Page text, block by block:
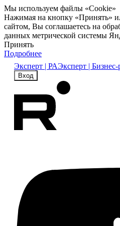
Мы используем файлы «Cookie»
Нажимая на кнопку «Принять»
сайтом, Вы соглашаетесь на
данных метрической системы
Принять
Подробнее
Эксперт | РАЭксперт |
Вход